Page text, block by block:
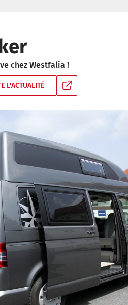
chez Westfalia !
L'ACTUALITÉ